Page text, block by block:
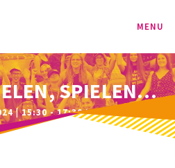
MENU
SPIELEN…
| 15:30 - 17:30 UHR